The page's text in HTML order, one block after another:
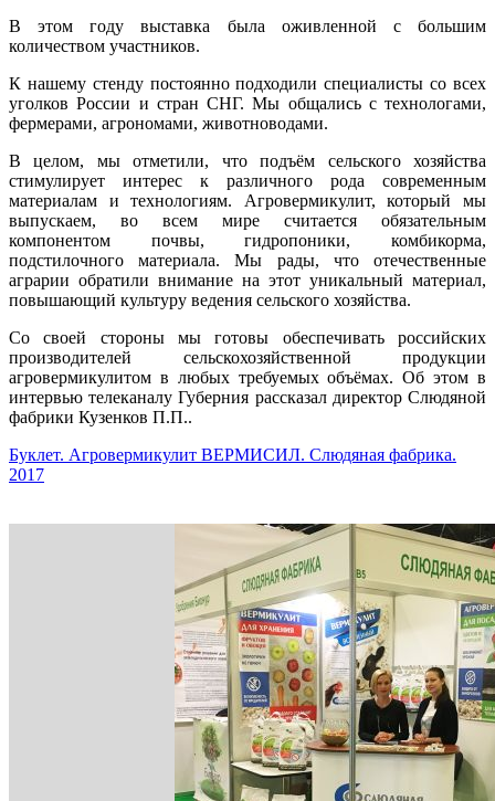
В этом году выставка была оживленной с большим
количеством участников.
К нашему стенду постоянно подходили специалисты со всех
уголков России и стран СНГ. Мы общались с технологами,
фермерами, агрономами, животноводами.
В целом, мы отметили, что подъём сельского хозяйства
стимулирует интерес к различного рода современным
материалам и технологиям. Агровермикулит, который мы
выпускаем, во всем мире считается обязательным
компонентом почвы, гидропоники, комбикорма,
подстилочного материала. Мы рады, что отечественные
аграрии обратили внимание на этот уникальный материал,
повышающий культуру ведения сельского хозяйства.
Со своей стороны мы готовы обеспечивать российских
производителей сельскохозяйственной продукции
агровермикулитом в любых требуемых объёмах. Об этом в
интервью телеканалу Губерния рассказал директор Слюдяной
фабрики Кузенков П.П..
Буклет. Агровермикулит ВЕРМИСИЛ. Слюдяная фабрика.
2017